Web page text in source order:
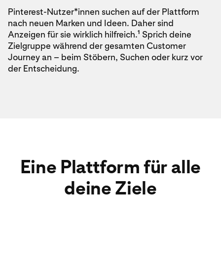
Pinterest-Nutzer*innen suchen auf der Plattform
nach neuen Marken und Ideen. Daher sind
Anzeigen für sie wirklich hilfreich.1 Sprich deine
Zielgruppe während der gesamten Customer
Journey an – beim Stöbern, Suchen oder kurz vor
der Entscheidung.
Eine Plattform für alle
deine Ziele